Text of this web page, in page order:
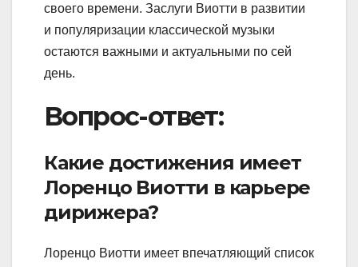
своего времени. Заслуги Виотти в развитии
и популяризации классической музыки
остаются важными и актуальными по сей
день.
Вопрос-ответ:
Какие достижения имеет
Лоренцо Виотти в карьере
дирижера?
Лоренцо Виотти имеет впечатляющий список